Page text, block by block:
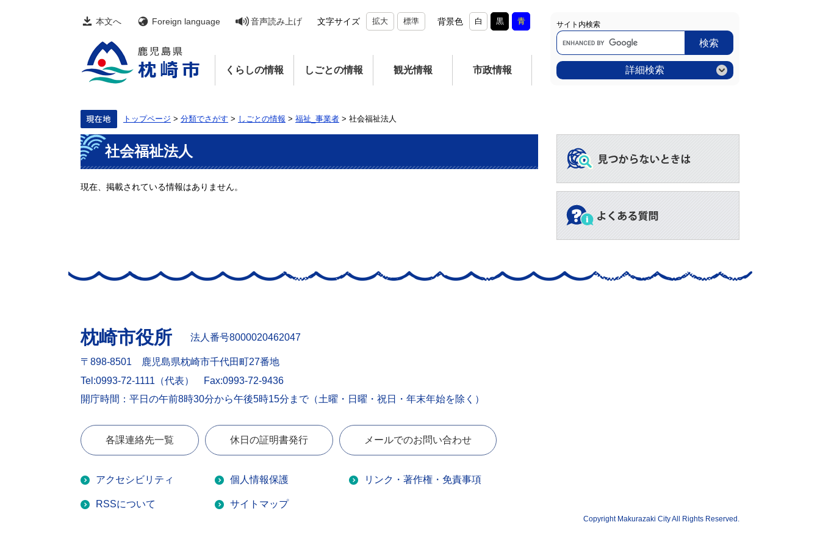
本文へ Foreign language 音声読み上げ 文字サイズ 拡大 標準 背景色 白 黒 青
くらしの情報 しごとの情報 観光情報 市政情報
サイト内検索
Google
カ
ス
タ
ム
検
詳細検索
トップページ > 分類でさがす > しごとの情報 > 福祉_事業者 > 社会福祉法人
本
文
社会福祉法人
現在、掲載されている情報はありません。
枕崎市役所 法人番号8000020462047
〒898-8501 鹿児島県枕崎市千代田町27番地
Tel:0993-72-1111（代表）
Fax:0993-72-9436
開庁時間：平日の午前8時30分から午後5時15分まで（土曜・日曜・祝日・年末年始を除く）
各課連絡先一覧 休日の証明書発行 メールでのお問い合わせ
アクセシビリティ 個人情報保護 リンク・著作権・免責事項
RSSについて サイトマップ
Copyright Makurazaki City All Rights Reserved.